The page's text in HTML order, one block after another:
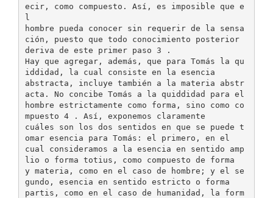
ecir, como compuesto. Así, es imposible que e
l
hombre pueda conocer sin requerir de la sensa
ción, puesto que todo conocimiento posterior
deriva de este primer paso 3 .
Hay que agregar, además, que para Tomás la qu
iddidad, la cual consiste en la esencia
abstracta, incluye también a la materia abstr
acta. No concibe Tomás a la quiddidad para el
hombre estrictamente como forma, sino como co
mpuesto 4 . Así, exponemos claramente
cuáles son los dos sentidos en que se puede t
omar esencia para Tomás: el primero, en el
cual consideramos a la esencia en sentido amp
lio o forma totius, como compuesto de forma
y materia, como en el caso de hombre; y el se
gundo, esencia en sentido estricto o forma
partis, como en el caso de humanidad, la form